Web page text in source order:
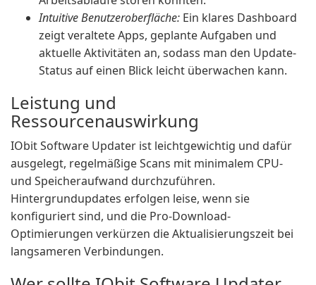
Intuitive Benutzeroberfläche: Ein klares Dashboard
zeigt veraltete Apps, geplante Aufgaben und
aktuelle Aktivitäten an, sodass man den Update-
Status auf einen Blick leicht überwachen kann.
Leistung und
Ressourcenauswirkung
IObit Software Updater ist leichtgewichtig und dafür
ausgelegt, regelmäßige Scans mit minimalem CPU-
und Speicheraufwand durchzuführen.
Hintergrundupdates erfolgen leise, wenn sie
konfiguriert sind, und die Pro-Download-
Optimierungen verkürzen die Aktualisierungszeit bei
langsameren Verbindungen.